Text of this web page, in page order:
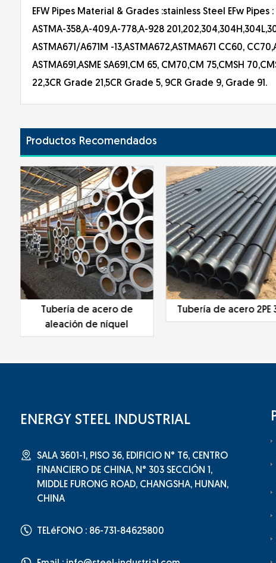
EFW Pipes Material & Grades :stainless Steel EFw Pipes :
ASTMA-358,A-409,A-778,A-928
ASTMA671/A671M -13,ASTMA672,ASTMA671 CC60,
ASTMA691,ASME SA691,CM 65, CM70,CM 75,CMSH
22,3CR Grade 21,5CR Grade 5, 9CR Grade 9, Grade 91.
Productos Recomendados
Tubería de acero de
aleación de níquel
Tubería de acero 2PE
ENERGY STEEL INDUSTRIAL
SALA 3601-1, PISO 36, EDIFICIO N° T6, CENTRO
FINANCIERO DE CHINA, N° 303 SECCIÓN 1,
MIDDLE FURONG ROAD, CHANGSHA, HUNAN,
CHINA
TELéFONO : 86-731-84625800